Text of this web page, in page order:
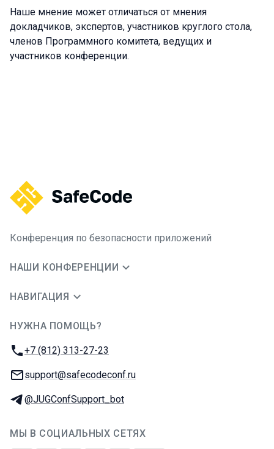
Наше мнение может отличаться от мнения
докладчиков, экспертов, участников круглого стола,
членов Программного комитета, ведущих и
участников конференции.
Конференция по безопасности приложений
НАШИ КОНФЕРЕНЦИИ
НАВИГАЦИЯ
НУЖНА ПОМОЩЬ?
Телефон:
+7 (812) 313-27-23
E-mail:
support@safecodeconf.ru
Телеграм:
@JUGConfSupport_bot
МЫ В СОЦИАЛЬНЫХ СЕТЯХ